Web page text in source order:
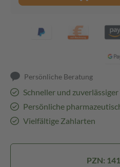
Persönliche Beratung
Schneller und zuverlässiger
Persönliche
Vielfältige Zahlarten
PZN: